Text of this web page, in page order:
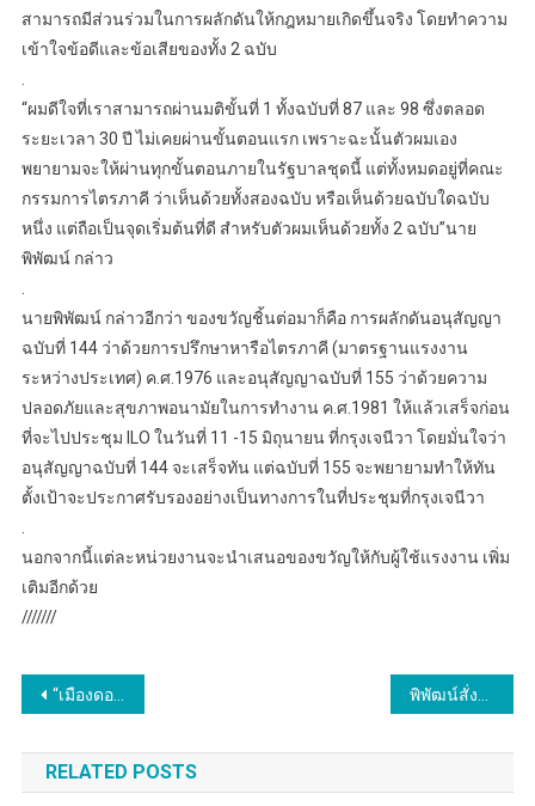
สามารถมีส่วนร่วมในการผลักดันให้กฎหมายเกิดขึ้นจริง โดยทำความ
เข้าใจข้อดีและข้อเสียของทั้ง 2 ฉบับ
“ผมดีใจที่เราสามารถผ่านมติขั้นที่ 1 ทั้งฉบับที่ 87 และ 98 ซึ่งตลอด
ระยะเวลา 30 ปี ไม่เคยผ่านขั้นตอนแรก เพราะฉะนั้นตัวผมเอง
พยายามจะให้ผ่านทุกขั้นตอนภายในรัฐบาลชุดนี้ แต่ทั้งหมดอยู่ที่คณะ
กรรมการไตรภาคี ว่าเห็นด้วยทั้งสองฉบับ หรือเห็นด้วยฉบับใดฉบับ
หนึ่ง แต่ถือเป็นจุดเริ่มต้นที่ดี สำหรับตัวผมเห็นด้วยทั้ง 2 ฉบับ”นาย
พิพัฒน์ กล่าว
นายพิพัฒน์ กล่าวอีกว่า ของขวัญชิ้นต่อมาก็คือ การผลักดันอนุสัญญา
ฉบับที่ 144 ว่าด้วยการปรึกษาหารือไตรภาคี (มาตรฐานแรงงาน
ระหว่างประเทศ) ค.ศ.1976 และอนุสัญญาฉบับที่ 155 ว่าด้วยความ
ปลอดภัยและสุขภาพอนามัยในการทำงาน ค.ศ.1981 ให้แล้วเสร็จก่อน
ที่จะไปประชุม ILO ในวันที่ 11 -15 มิถุนายน ที่กรุงเจนีวา โดยมั่นใจว่า
อนุสัญญาฉบับที่ 144 จะเสร็จทัน แต่ฉบับที่ 155 จะพยายามทำให้ทัน
ตั้งเป้าจะประกาศรับรองอย่างเป็นทางการในที่ประชุมที่กรุงเจนีวา
นอกจากนี้แต่ละหน่วยงานจะนำเสนอของขวัญให้กับผู้ใช้แรงงาน เพิ่ม
เติมอีกด้วย
///////
แนะแนว
เรื่อง
“เมืองดอนตาลน่าอยู่ ผู้คนน่ารัก”
RELATED POSTS